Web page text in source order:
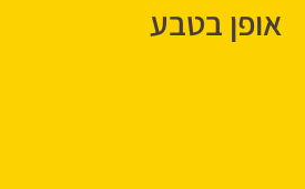
אופן בטבע